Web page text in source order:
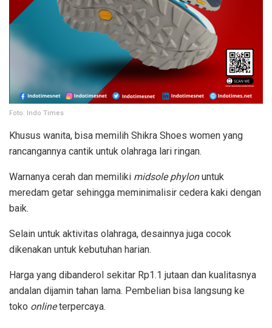
Foto: Indo Times
Khusus wanita, bisa memilih Shikra Shoes women yang
rancangannya cantik untuk olahraga lari ringan.
Warnanya cerah dan memiliki midsole phylonuntuk
meredam getar sehingga meminimalisir cedera kaki dengan
baik.
Selain untuk aktivitas olahraga, desainnya juga cocok
dikenakan untuk kebutuhan harian.
Harga yang dibanderol sekitar Rp1.1 jutaan dan kualitasnya
andalan dijamin tahan lama. Pembelian bisa langsung ke
toko onlineterpercaya.